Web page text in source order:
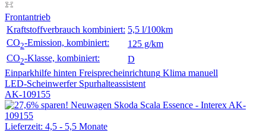
Frontantrieb
Kraftstoffverbrauch kombiniert: 5,5 l/100km
CO2-Emission, kombiniert:
125 g/km
CO2-Klasse, kombiniert:
D
Einparkhilfe hinten Freisprecheinrichtung Klima manuell
LED-Scheinwerfer Spurhalteassistent
AK-109155
Lieferzeit: 4,5 - 5,5 Monate